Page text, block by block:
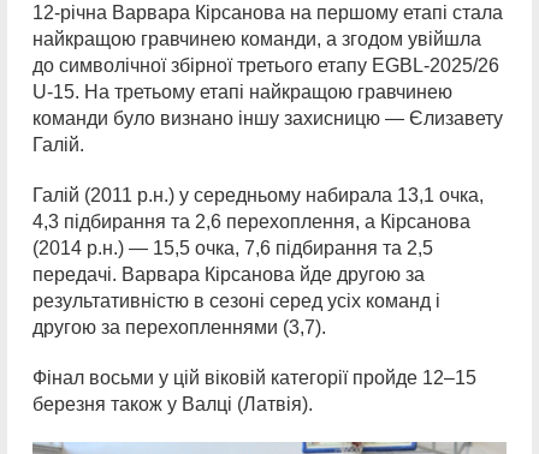
12-річна Варвара Кірсанова на першому етапі стала
найкращою гравчинею команди, а згодом увійшла
до символічної збірної третього етапу EGBL-2025/26
U-15. На третьому етапі найкращою гравчинею
команди було визнано іншу захисницю — Єлизавету
Галій.
Галій (2011 р.н.) у середньому набирала 13,1 очка,
4,3 підбирання та 2,6 перехоплення, а Кірсанова
(2014 р.н.) — 15,5 очка, 7,6 підбирання та 2,5
передачі. Варвара Кірсанова йде другою за
результативністю в сезоні серед усіх команд і
другою за перехопленнями (3,7).
Фінал восьми у цій віковій категорії пройде 12–15
березня також у Валці (Латвія).